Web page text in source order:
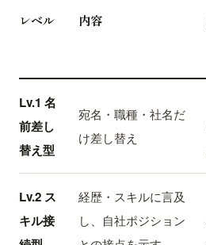
レベル 内容
Lv.1 名
前差し
替え型
宛名・職種・社名だ
け差し替え
Lv.2 ス
キル接
経歴・スキルに言及
し、自社ポジション